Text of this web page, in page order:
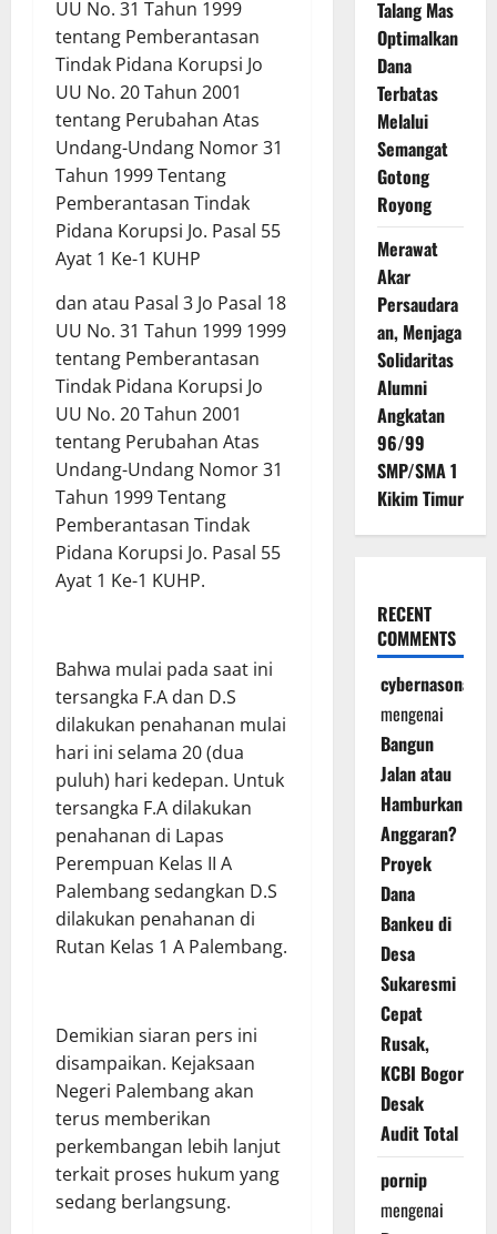
UU No. 31 Tahun 1999
tentang Pemberantasan
Tindak Pidana Korupsi Jo
UU No. 20 Tahun 2001
tentang Perubahan Atas
Undang-Undang Nomor 31
Tahun 1999 Tentang
Pemberantasan Tindak
Pidana Korupsi Jo. Pasal 55
Ayat 1 Ke-1 KUHP
dan atau Pasal 3 Jo Pasal 18
UU No. 31 Tahun 1999 1999
tentang Pemberantasan
Tindak Pidana Korupsi Jo
UU No. 20 Tahun 2001
tentang Perubahan Atas
Undang-Undang Nomor 31
Tahun 1999 Tentang
Pemberantasan Tindak
Pidana Korupsi Jo. Pasal 55
Ayat 1 Ke-1 KUHP.
Bahwa mulai pada saat ini
tersangka F.A dan D.S
dilakukan penahanan mulai
hari ini selama 20 (dua
puluh) hari kedepan. Untuk
tersangka F.A dilakukan
penahanan di Lapas
Perempuan Kelas II A
Palembang sedangkan D.S
dilakukan penahanan di
Rutan Kelas 1 A Palembang.
Demikian siaran pers ini
disampaikan. Kejaksaan
Negeri Palembang akan
terus memberikan
perkembangan lebih lanjut
terkait proses hukum yang
sedang berlangsung.
Talang Mas
Optimalkan
Dana
Terbatas
Melalui
Semangat
Gotong
Royong
Merawat
Akar
Persaudara
an, Menjaga
Solidaritas
Alumni
Angkatan
96/99
SMP/SMA 1
Kikim Timur
RECENT
COMMENTS
cybernasonal
mengenai
Bangun
Jalan atau
Hamburkan
Anggaran?
Proyek
Dana
Bankeu di
Desa
Sukaresmi
Cepat
Rusak,
KCBI Bogor
Desak
Audit Total
pornip
mengenai